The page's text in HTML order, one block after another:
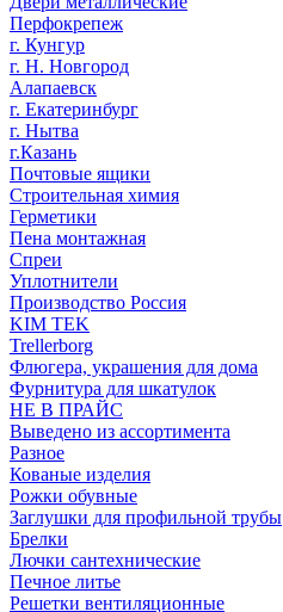
Перфокрепеж
г. Кунгур
г. Н. Новгород
Алапаевск
г. Екатеринбург
г. Нытва
г.Казань
Почтовые ящики
Строительная химия
Герметики
Пена монтажная
Спреи
Уплотнители
Производство Россия
KIM TEK
Trellerborg
Флюгера, украшения для дома
Фурнитура для шкатулок
НЕ В ПРАЙС
Выведено из ассортимента
Разное
Кованые изделия
Рожки обувные
Заглушки для профильной трубы
Брелки
Лючки сантехнические
Печное литье
Решетки вентиляционные